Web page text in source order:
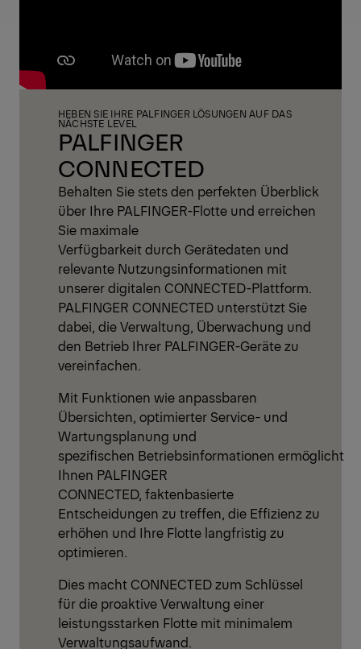
PALFINGER
CONNECTED
HEBEN SIE IHRE PALFINGER LÖSUNGEN AUF DAS
NÄCHSTE LEVEL
Behalten Sie stets den perfekten Überblick
über Ihre PALFINGER-Flotte und erreichen
Sie maximale
Verfügbarkeit durch Gerätedaten und
relevante Nutzungsinformationen mit
unserer digitalen CONNECTED-Plattform.
PALFINGER CONNECTED unterstützt Sie
dabei, die Verwaltung, Überwachung und
den Betrieb Ihrer PALFINGER-Geräte zu
vereinfachen.
Mit Funktionen wie anpassbaren
Übersichten, optimierter Service- und
Wartungsplanung und
spezifischen Betriebsinformationen ermöglicht
Ihnen PALFINGER
CONNECTED, faktenbasierte
Entscheidungen zu treffen, die Effizienz zu
erhöhen und Ihre Flotte langfristig zu
optimieren.
Dies macht CONNECTED zum Schlüssel
für die proaktive Verwaltung einer
leistungsstarken Flotte mit minimalem
Verwaltungsaufwand.